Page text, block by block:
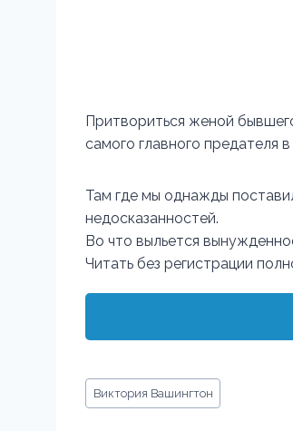
Притвориться женой
самого главного предателя
Там где мы однажды
недосказанностей.
Во что выльется
Читать без регистрации
Метки
записи:
Виктория Вашингтон